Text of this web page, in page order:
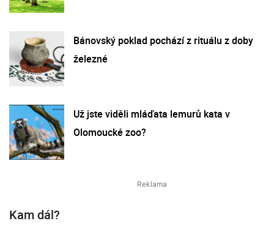
Bánovský poklad pochází z rituálu z doby
železné
Už jste viděli mláďata lemurů kata v
Olomoucké zoo?
Kam dál?